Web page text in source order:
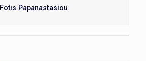
Fotis Papanastasiou